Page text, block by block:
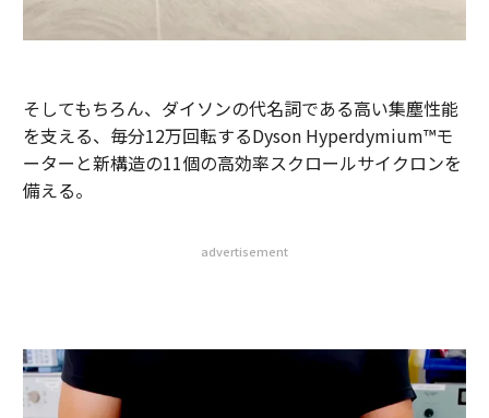
そしてもちろん、ダイソンの代名詞である高い集塵性能
を支える、毎分12万回転するDyson Hyperdymium™️モ
ーターと新構造の11個の高効率スクロールサイクロンを
備える。
advertisement